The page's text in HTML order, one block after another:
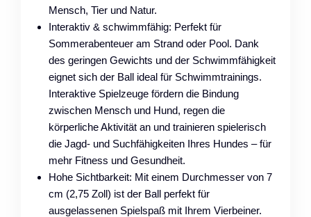
Mensch, Tier und Natur.
Interaktiv & schwimmfähig: Perfekt für
Sommerabenteuer am Strand oder Pool. Dank
des geringen Gewichts und der Schwimmfähigkeit
eignet sich der Ball ideal für Schwimmtrainings.
Interaktive Spielzeuge fördern die Bindung
zwischen Mensch und Hund, regen die
körperliche Aktivität an und trainieren spielerisch
die Jagd- und Suchfähigkeiten Ihres Hundes – für
mehr Fitness und Gesundheit.
Hohe Sichtbarkeit: Mit einem Durchmesser von 7
cm (2,75 Zoll) ist der Ball perfekt für
ausgelassenen Spielspaß mit Ihrem Vierbeiner.